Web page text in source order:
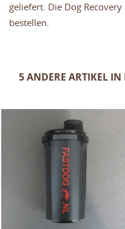
geliefert. Die Dog
bestellen.
5 ANDERE ARTIKEL IN